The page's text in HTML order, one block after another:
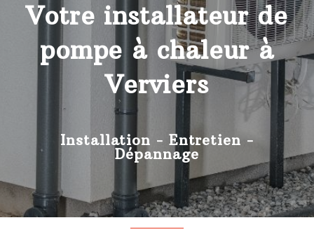
Votre installateur de
pompe à chaleur à
Verviers
Installation - Entretien -
Dépannage